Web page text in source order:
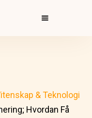
& Teknologi
Hvordan Få